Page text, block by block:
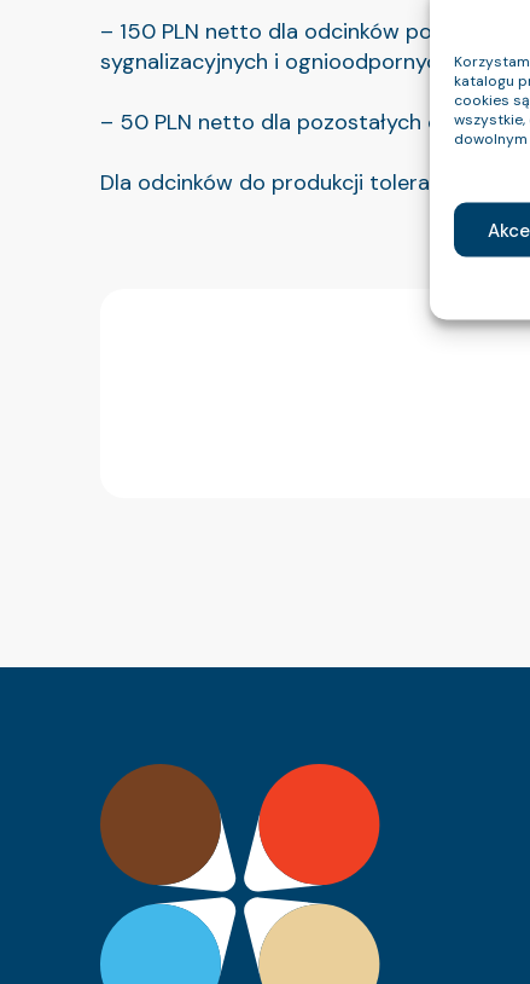
katalogu
cookies
wszystkie,
– 150 PLN netto dla odcinków poniżej
sygnalizacyjnych i ognioodpornych;
– 50 PLN netto dla pozostałych odcinków
Dla odcinków do produkcji tolerancja